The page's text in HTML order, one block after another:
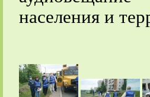
населения и